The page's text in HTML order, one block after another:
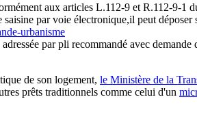
aux articles L.112-9 et R.112-9-1
par voie électronique,il peut
urbanisme
par pli recommandé avec
de son logement, le Ministère de la
prêts traditionnels comme celui d'un